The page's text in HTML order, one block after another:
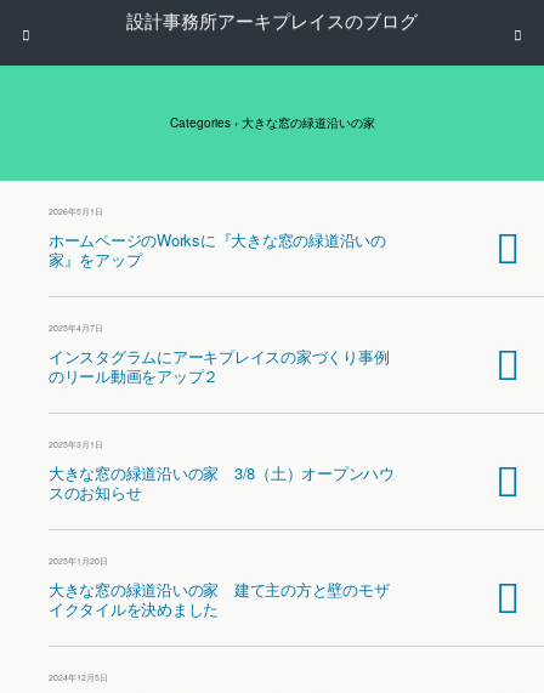
設計事務所アーキプレイスのブログ
Categories ›大きな窓の緑道沿いの家
2026年5月1日
ホームページのWorksに『大きな窓の緑道沿いの
家』をアップ
2025年4月7日
インスタグラムにアーキプレイスの家づくり事例
のリール動画をアップ２
2025年3月1日
大きな窓の緑道沿いの家 3/8（土）オープンハウ
スのお知らせ
2025年1月20日
大きな窓の緑道沿いの家 建て主の方と壁のモザ
イクタイルを決めました
2024年12月5日